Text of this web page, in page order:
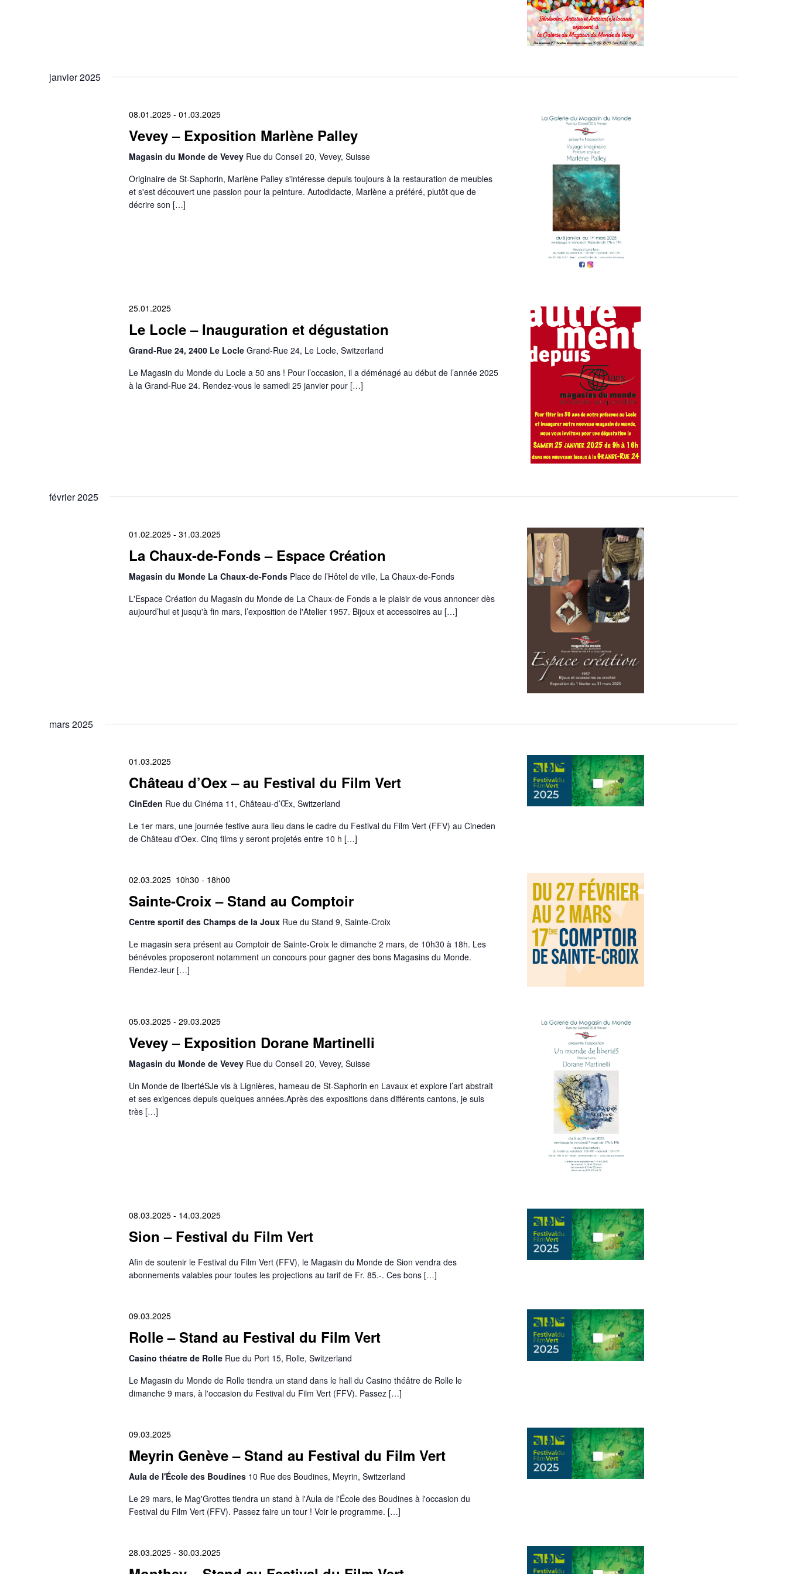
janvier 2025
08.01.2025- 01.03.2025
Vevey – Exposition Marlène Palley
Magasin du Monde de Vevey Rue du Conseil 20, Vevey, Suisse
Originaire de St-Saphorin, Marlène Palley s'intéresse depuis toujours à la restauration de meubles
et s'est découvert une passion pour la peinture. Autodidacte, Marlène a préféré, plutôt que de
décrire son […]
25.01.2025
Le Locle – Inauguration et dégustation
Grand-Rue 24, 2400 Le Locle Grand-Rue 24, Le Locle, Switzerland
Le Magasin du Monde du Locle a 50 ans ! Pour l’occasion, il a déménagé au début de l’année 2025
à la Grand-Rue 24. Rendez-vous le samedi 25 janvier pour […]
février 2025
01.02.2025- 31.03.2025
La Chaux-de-Fonds – Espace Création
Magasin du Monde La Chaux-de-Fonds Place de l’Hôtel de ville, La Chaux-de-Fonds
L'Espace Création du Magasin du Monde de La Chaux-de Fonds a le plaisir de vous annoncer dès
aujourd’hui et jusqu'à fin mars, l’exposition de l'Atelier 1957. Bijoux et accessoires au […]
mars 2025
01.03.2025
Château d’Oex – au Festival du Film Vert
CinEden Rue du Cinéma 11, Château-d’Œx, Switzerland
Le 1er mars, une journée festive aura lieu dans le cadre du Festival du Film Vert (FFV) au Cineden
de Château d'Oex. Cinq films y seront projetés entre 10 h […]
02.03.2025 10h30 - 18h00
Sainte-Croix – Stand au Comptoir
Centre sportif des Champs de la Joux Rue du Stand 9, Sainte-Croix
Le magasin sera présent au Comptoir de Sainte-Croix le dimanche 2 mars, de 10h30 à 18h. Les
bénévoles proposeront notamment un concours pour gagner des bons Magasins du Monde.
Rendez-leur […]
05.03.2025- 29.03.2025
Vevey – Exposition Dorane Martinelli
Magasin du Monde de Vevey Rue du Conseil 20, Vevey, Suisse
Un Monde de libertéSJe vis à Lignières, hameau de St-Saphorin en Lavaux et explore l’art abstrait
et ses exigences depuis quelques années.Après des expositions dans différents cantons, je suis
très […]
08.03.2025- 14.03.2025
Sion – Festival du Film Vert
Afin de soutenir le Festival du Film Vert (FFV), le Magasin du Monde de Sion vendra des
abonnements valables pour toutes les projections au tarif de Fr. 85.-. Ces bons […]
09.03.2025
Rolle – Stand au Festival du Film Vert
Casino théatre de Rolle Rue du Port 15, Rolle, Switzerland
Le Magasin du Monde de Rolle tiendra un stand dans le hall du Casino théâtre de Rolle le
dimanche 9 mars, à l'occasion du Festival du Film Vert (FFV). Passez […]
09.03.2025
Meyrin Genève – Stand au Festival du Film Vert
Aula de l'École des Boudines 10 Rue des Boudines, Meyrin, Switzerland
Le 29 mars, le Mag'Grottes tiendra un stand à l'Aula de l'École des Boudines à l'occasion du
Festival du Film Vert (FFV). Passez faire un tour ! Voir le programme. […]
28.03.2025- 30.03.2025